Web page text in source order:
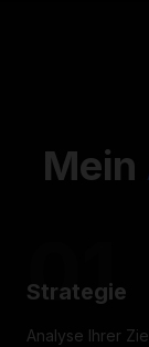
Mein
01
Strategie
Analyse Ihrer